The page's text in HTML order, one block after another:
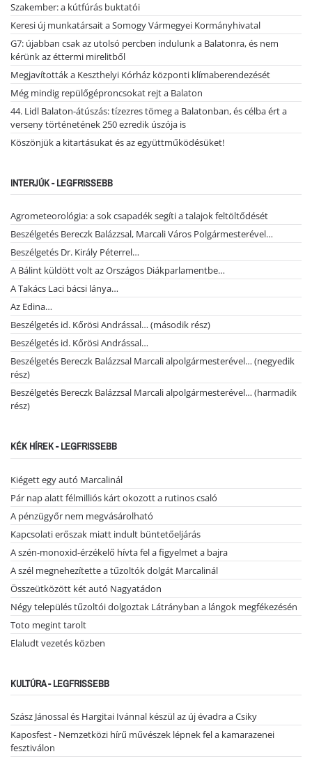
Szakember: a kútfúrás buktatói
Keresi új munkatársait a Somogy Vármegyei Kormányhivatal
G7: újabban csak az utolsó percben indulunk a Balatonra, és nem
kérünk az éttermi mirelitből
Megjavították a Keszthelyi Kórház központi klímaberendezését
Még mindig repülőgéproncsokat rejt a Balaton
44. Lidl Balaton-átúszás: tízezres tömeg a Balatonban, és célba ért a
verseny történetének 250 ezredik úszója is
Köszönjük a kitartásukat és az együttműködésüket!
INTERJÚK - LEGFRISSEBB
Agrometeorológia: a sok csapadék segíti a talajok feltöltődését
Beszélgetés Bereczk Balázzsal, Marcali Város Polgármesterével…
Beszélgetés Dr. Király Péterrel…
A Bálint küldött volt az Országos Diákparlamentbe…
A Takács Laci bácsi lánya…
Az Edina…
Beszélgetés id. Kőrösi Andrással… (második rész)
Beszélgetés id. Kőrösi Andrással…
Beszélgetés Bereczk Balázzsal Marcali alpolgármesterével… (negyedik
rész)
Beszélgetés Bereczk Balázzsal Marcali alpolgármesterével… (harmadik
rész)
KÉK HÍREK - LEGFRISSEBB
Kiégett egy autó Marcalinál
Pár nap alatt félmilliós kárt okozott a rutinos csaló
A pénzügyőr nem megvásárolható
Kapcsolati erőszak miatt indult büntetőeljárás
A szén-monoxid-érzékelő hívta fel a figyelmet a bajra
A szél megnehezítette a tűzoltók dolgát Marcalinál
Összeütközött két autó Nagyatádon
Négy település tűzoltói dolgoztak Látrányban a lángok megfékezésén
Toto megint tarolt
Elaludt vezetés közben
KULTÚRA - LEGFRISSEBB
Szász Jánossal és Hargitai Ivánnal készül az új évadra a Csiky
Kaposfest - Nemzetközi hírű művészek lépnek fel a kamarazenei
fesztiválon